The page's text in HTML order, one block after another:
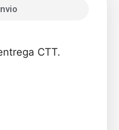
CTT.